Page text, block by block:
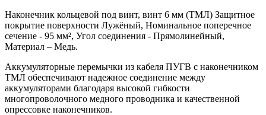
Наконечник кольцевой под винт, винт 6 мм (ТМЛ) Защитное
покрытие поверхности Лужёный, Номинальное поперечное
сечение - 95 мм², Угол соединения - Прямолинейный,
Материал – Медь.
Аккумуляторные перемычки из кабеля ПУГВ с наконечником
ТМЛ обеспечивают надежное соединение между
аккумуляторами благодаря высокой гибкости
многопроволочного медного проводника и качественной
опрессовке наконечников.